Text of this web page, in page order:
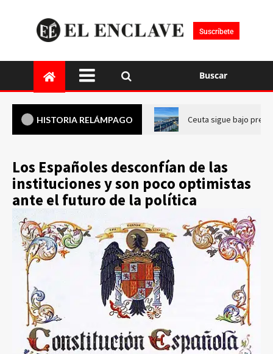
Suscríbete
Buscar
HISTORIA RELÁMPAGO Ceuta sigue bajo
Los Españoles desconfían de las
instituciones y son poco optimistas
ante el futuro de la política